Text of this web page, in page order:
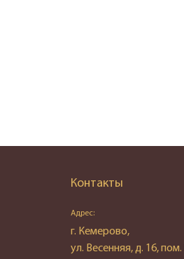
Контакты
Адрес:
г. Кемерово,
ул. Весенняя, д. 16, пом.